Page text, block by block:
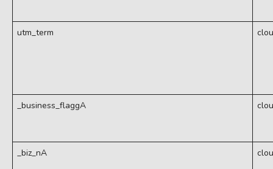
utm_term
_business_flaggA
_biz_nA